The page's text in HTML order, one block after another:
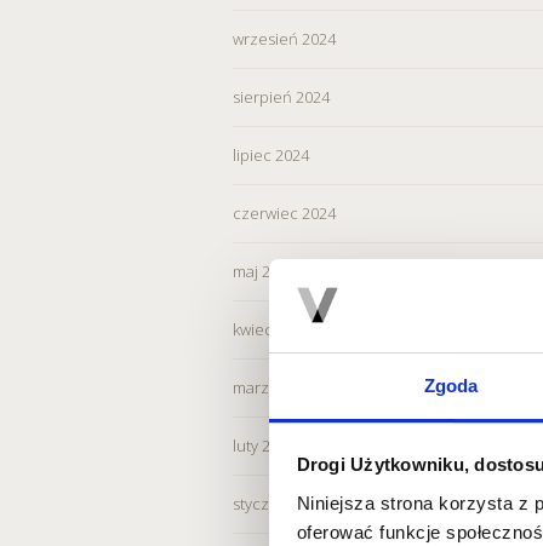
Zgoda
Drogi Użytkowniku,
Niniejsza strona korzysta z
oferować funkcje
wrzesień 2024
sierpień 2024
lipiec 2024
czerwiec 2024
maj 2024
kwiecień 2024
marzec 2024
luty 2024
styczeń 2024